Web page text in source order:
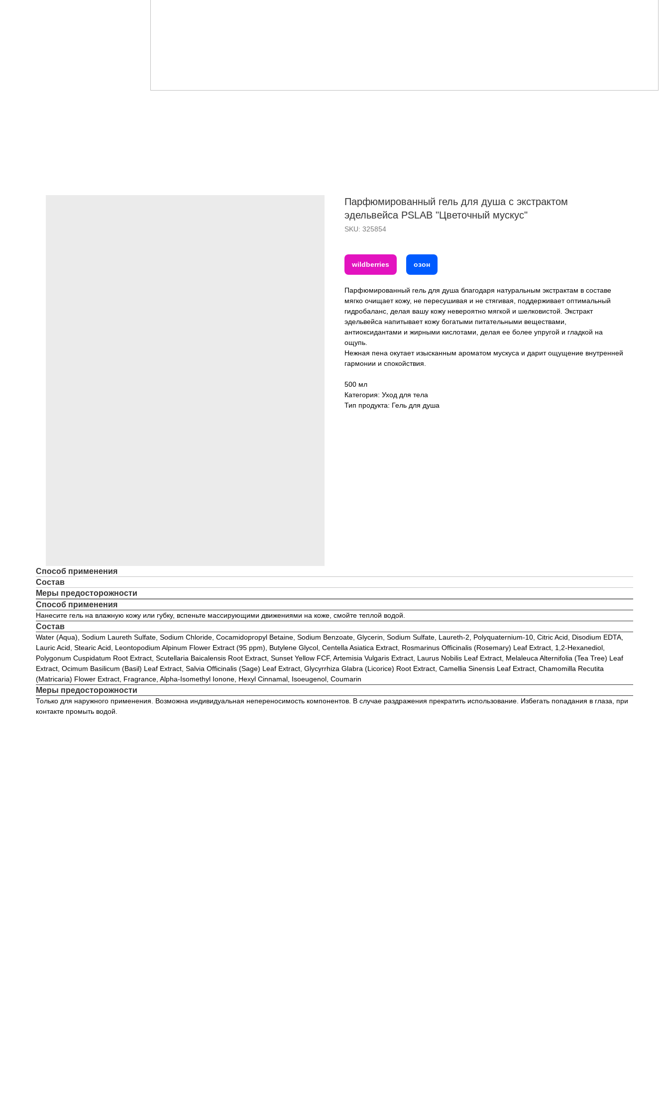
Парфюмированный гель для душа с экстрактом
эдельвейса PSLAB "Цветочный мускус"
SKU: 325854
wildberries озон
Парфюмированный гель для душа благодаря натуральным экстрактам в составе
мягко очищает кожу, не пересушивая и не стягивая, поддерживает оптимальный
гидробаланс, делая вашу кожу невероятно мягкой и шелковистой. Экстракт
эдельвейса напитывает кожу богатыми питательными веществами,
антиоксидантами и жирными кислотами, делая ее более упругой и гладкой на
ощупь.
Нежная пена окутает изысканным ароматом мускуса и дарит ощущение внутренней
гармонии и спокойствия.
500 мл
Категория: Уход для тела
Тип продукта: Гель для душа
Способ применения
Состав
Меры предосторожности
Способ применения
Нанесите гель на влажную кожу или губку, вспеньте массирующими движениями на коже, смойте теплой водой.
Состав
Water (Aqua), Sodium Laureth Sulfate, Sodium Chloride, Cocamidopropyl Betaine, Sodium Benzoate, Glycerin, Sodium Sulfate, Laureth-2, Polyquaternium-10, Citric Acid, Disodium EDTA,
Lauric Acid, Stearic Acid, Leontopodium Alpinum Flower Extract (95 ppm), Butylene Glycol, Centella Asiatica Extract, Rosmarinus Officinalis (Rosemary) Leaf Extract, 1,2-Hexanediol,
Polygonum Cuspidatum Root Extract, Scutellaria Baicalensis Root Extract, Sunset Yellow FCF, Artemisia Vulgaris Extract, Laurus Nobilis Leaf Extract, Melaleuca Alternifolia (Tea Tree) Leaf
Extract, Ocimum Basilicum (Basil) Leaf Extract, Salvia Officinalis (Sage) Leaf Extract, Glycyrrhiza Glabra (Licorice) Root Extract, Camellia Sinensis Leaf Extract, Chamomilla Recutita
(Matricaria) Flower Extract, Fragrance, Alpha-Isomethyl Ionone, Hexyl Cinnamal, Isoeugenol, Coumarin
Меры предосторожности
Только для наружного применения. Возможна индивидуальная непереносимость компонентов. В случае раздражения прекратить использование. Избегать попадания в глаза, при
контакте промыть водой.